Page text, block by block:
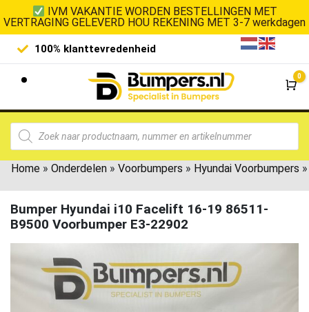
IVM VAKANTIE WORDEN BESTELLINGEN MET
VERTRAGING GELEVERD HOU REKENING MET 3-7 werkdagen
100% klanttevredenheid
0
Home » Onderdelen » Voorbumpers » Hyundai Voorbumpers »
Bumper Hyundai i10 Facelift 16-19 86511-
B9500 Voorbumper E3-22902